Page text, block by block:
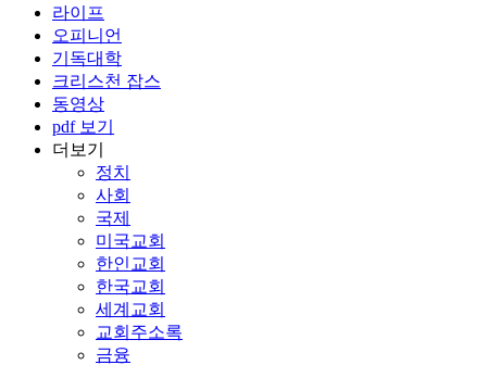
라이프
오피니언
기독대학
크리스천 잡스
동영상
pdf 보기
더보기
정치
사회
국제
미국교회
한인교회
한국교회
세계교회
교회주소록
금융